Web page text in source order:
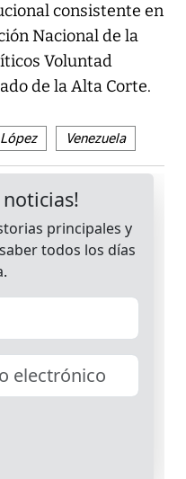
consistente en
Nacional de la
Voluntad
de la Alta Corte.
Venezuela